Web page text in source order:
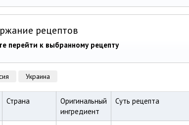
рецептов
перейти к выбранному рецепту
Украина
Страна
Оригинальный
ингредиент
Суть рецепта